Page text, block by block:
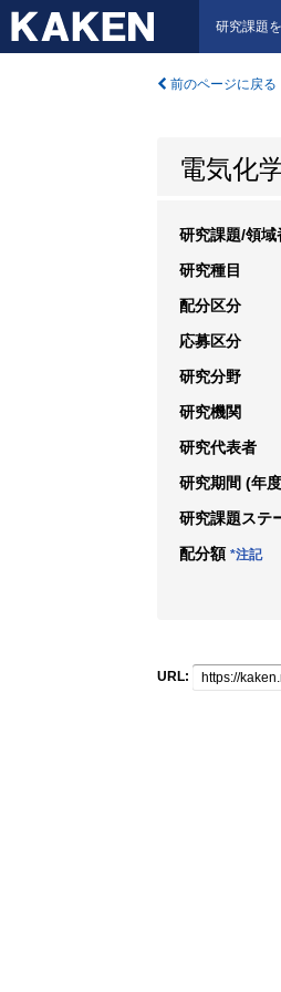
研究課題
前のページに戻る
電気化
研究課題/領域
研究種目
配分区分
応募区分
研究分野
研究機関
研究代表者
研究期間 (年
研究課題ステ
配分額 *注記
URL: